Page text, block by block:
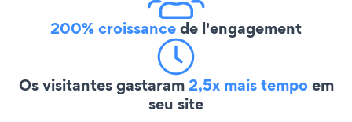
200% croissancede l'engagement
Os visitantes gastaram2,5x mais tempoem
seu site